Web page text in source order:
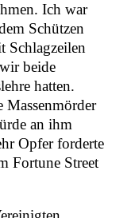
Ich war
Schützen
Schlagzeilen
beide
hatten.
an ihm
Opfer forderte
Fortune Street